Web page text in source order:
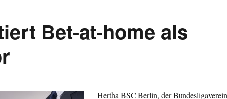
Bet-at-home als
Hertha BSC Berlin, der Bundesligaverein